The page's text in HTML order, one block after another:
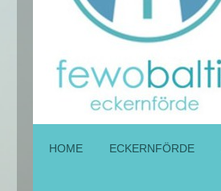
HOME ECKERNFÖRDE